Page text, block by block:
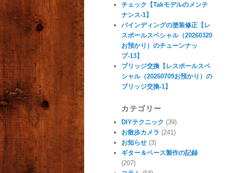
チェック【Takモデルのメンテ
ナンス-1】
バインディングの塗装修正【レ
スポールスペシャル（20260320
お預かり）のチューンナッ
プ-13】
ブリッジ交換【レスポールスペ
シャル（20260709お預かり）の
ブリッジ交換-1】
カテゴリー
DIYテクニック (39)
お散歩カメラ (241)
お知らせ (3)
ギター＆ベース製作の記録
(207)